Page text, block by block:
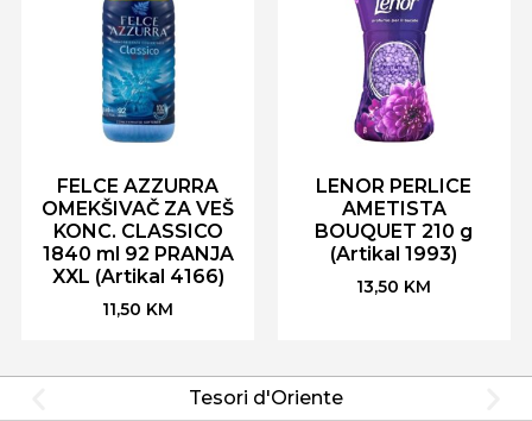
FELCE AZZURRA
OMEKŠIVAČ ZA VEŠ
KONC. CLASSICO
1840 ml 92 PRANJA
XXL (Artikal 4166)
11,50 KM
LENOR PERLICE
AMETISTA
BOUQUET 210 g
(Artikal 1993)
13,50 KM
Tesori d'Oriente